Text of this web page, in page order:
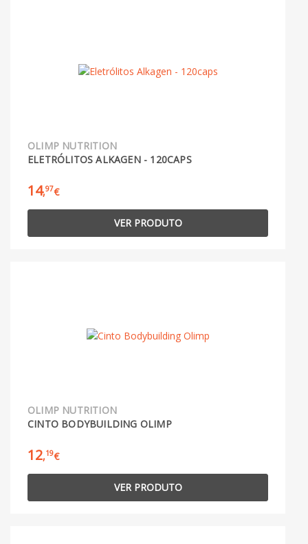
OLIMP NUTRITION
ELETRÓLITOS ALKAGEN - 120CAPS
14,97€
VER PRODUTO
OLIMP NUTRITION
CINTO BODYBUILDING OLIMP
12,19€
VER PRODUTO